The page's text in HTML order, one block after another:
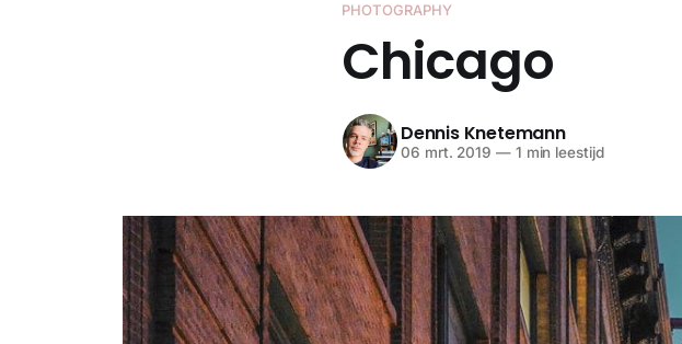
PHOTOGRAPHY
Chicago
Dennis Knetemann
06 mrt. 2019 —1 min leestijd